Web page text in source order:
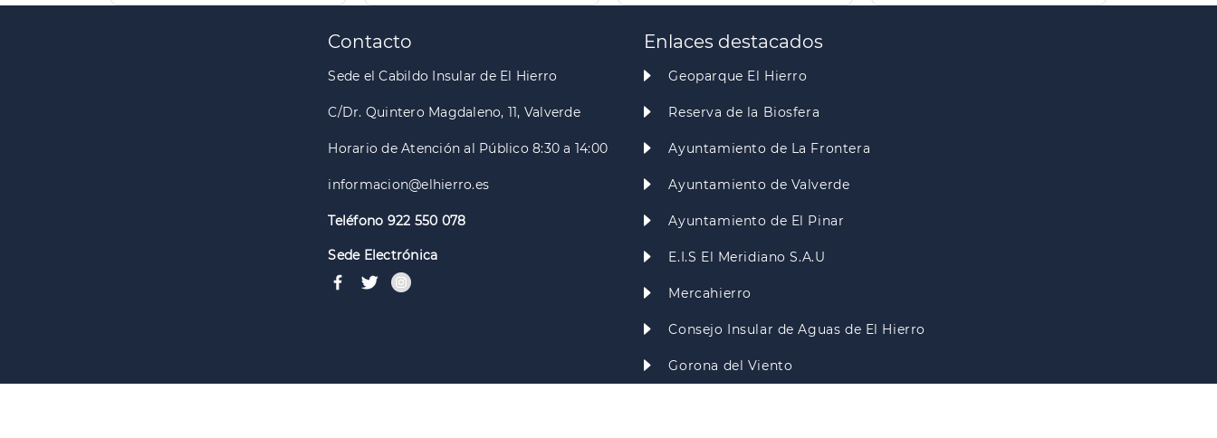
Paginación
Contacto
Sede el Cabildo Insular de El Hierro
C/Dr. Quintero Magdaleno, 11, Valverde
Horario de Atención al Público 8:30 a 14:00
informacion@elhierro.es
Teléfono 922 550 078
Sede Electrónica
Enlaces destacados
Geoparque El Hierro
Reserva de la Biosfera
Ayuntamiento de La Frontera
Ayuntamiento de Valverde
Ayuntamiento de El Pinar
E.I.S El Meridiano S.A.U
Mercahierro
Consejo Insular de Aguas de El Hierro
Gorona del Viento